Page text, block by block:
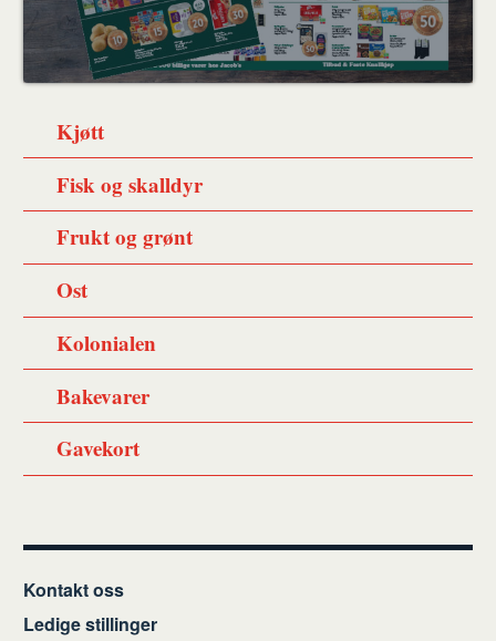
Kjøtt
Fisk og skalldyr
Frukt og grønt
Ost
Kolonialen
Bakevarer
Gavekort
Kontakt oss
Ledige stillinger